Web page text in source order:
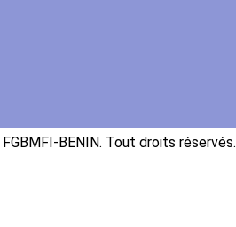
BENIN. Tout droits réservés.